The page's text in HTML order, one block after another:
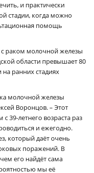
и практически
стадии, когда можно
помощь
раком молочной железы
области превышает 80
ранних стадиях
молочной железы
Воронцов. – Этот
39-летнего возраста раз
и ежегодно.
который даёт очень
поражений. В
его найдёт сама
мы её